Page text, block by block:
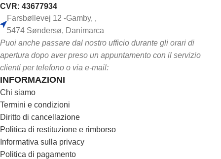
CVR: 43677934
Farsbøllevej 12 -Gamby, ,
5474 Søndersø, Danimarca
Puoi anche passare dal nostro ufficio durante gli orari di
apertura dopo aver preso un appuntamento con il servizio
clienti per telefono o via e-mail:
INFORMAZIONI
Chi siamo
Termini e condizioni
Diritto di cancellazione
Politica di restituzione e rimborso
Informativa sulla privacy
Politica di pagamento